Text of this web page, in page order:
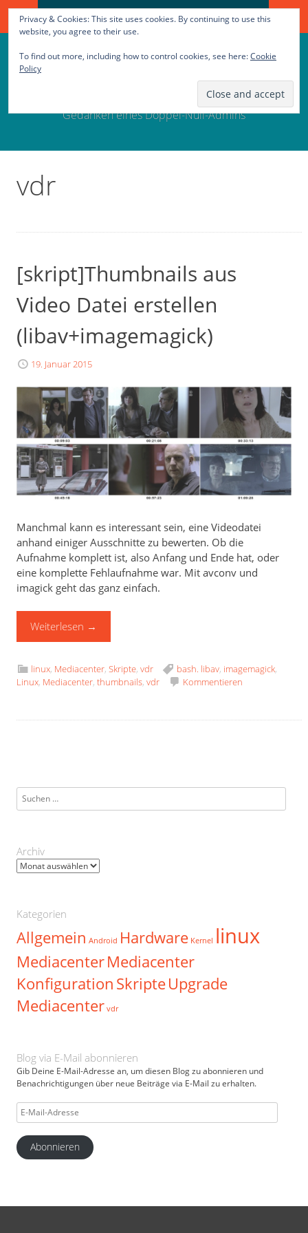
Search
for:
SKIP
TO
00Q Sein Blog
Gedanken eines Doppel-Null-Admins
vdr
[skript]Thumbnails aus
Video Datei erstellen
(libav+imagemagick)
19. Januar 2015
Manchmal kann es interessant sein, eine Videodatei
anhand einiger Ausschnitte zu bewerten. Ob die
Aufnahme komplett ist, also Anfang und Ende hat, oder
eine komplette Fehlaufnahme war. Mit avconv und
imagick geht das ganz einfach.
Weiterlesen →
linux, Mediacenter,Skripte,vdr bash. libav, imagemagick,
Linux, Mediacenter,thumbnails,vdr Kommentieren
Suchen
nach:
Archiv
Archiv
Kategorien
Allgemein Android Hardware Kernel linux
MediacenterMediacenter
Konfiguration SkripteUpgrade
Mediacenter vdr
Blog via E-Mail abonnieren
Gib Deine E-Mail-Adresse an, um diesen Blog zu abonnieren und
Benachrichtigungen über neue Beiträge via E-Mail zu erhalten.
E-
Mail-
Adresse
Abonnieren
Privacy & Cookies: This site uses cookies. By continuing to use this
website, you agree to their use.
To find out more, including how to control cookies, see here:Cookie
Policy